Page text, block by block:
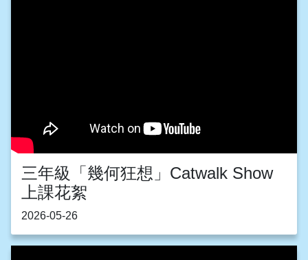
三年級「幾何狂想」Catwalk Show
上課花絮
2026-05-26